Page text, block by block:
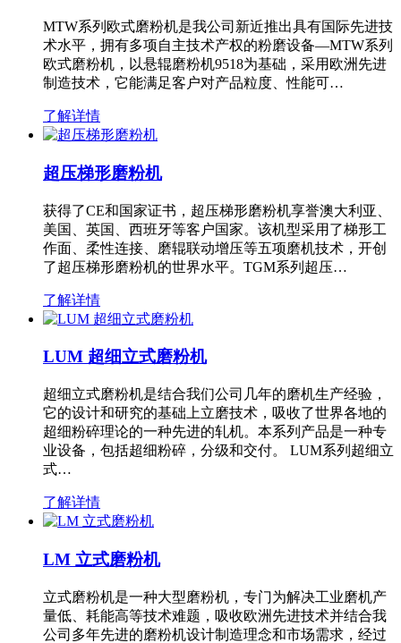
MTW系列欧式磨粉机是我公司新近推出具有国际先进技
术水平，拥有多项自主技术产权的粉磨设备—MTW系列
欧式磨粉机，以悬辊磨粉机9518为基础，采用欧洲先进
制造技术，它能满足客户对产品粒度、性能可…
了解详情
超压梯形磨粉机
获得了CE和国家证书，超压梯形磨粉机享誉澳大利亚、
美国、英国、西班牙等客户国家。该机型采用了梯形工
作面、柔性连接、磨辊联动增压等五项磨机技术，开创
了超压梯形磨粉机的世界水平。TGM系列超压…
了解详情
LUM 超细立式磨粉机
超细立式磨粉机是结合我们公司几年的磨机生产经验，
它的设计和研究的基础上立磨技术，吸收了世界各地的
超细粉碎理论的一种先进的轧机。本系列产品是一种专
业设备，包括超细粉碎，分级和交付。 LUM系列超细立
式…
了解详情
LM 立式磨粉机
立式磨粉机是一种大型磨粉机，专门为解决工业磨机产
量低、耗能高等技术难题，吸收欧洲先进技术并结合我
公司多年先进的磨粉机设计制造理念和市场需求，经过